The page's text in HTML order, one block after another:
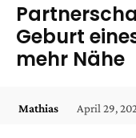
Geburt
mehr Nähe
Mathias April 29,